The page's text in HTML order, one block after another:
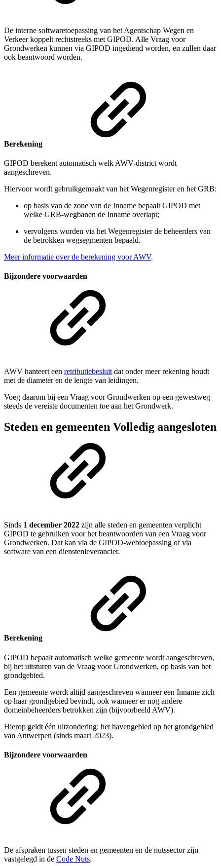
De interne softwaretoepassing van het Agentschap Wegen en
Verkeer koppelt rechtstreeks met GIPOD. Alle Vraag voor
Grondwerken kunnen via GIPOD ingediend worden, en zullen daar
ook beantwoord worden.
Berekening
GIPOD berekent automatisch welk AWV-district wordt
aangeschreven.
Hiervoor wordt gebruikgemaakt van het Wegenregister en het GRB:
op basis van de zone van de Inname bepaalt GIPOD met
welke GRB-wegbanen de Inname overlapt;
vervolgens worden via het Wegenregister de beheerders van
de betrokken wegsegmenten bepaald.
Meer informatie over de berekening voor AWV.
Bijzondere voorwaarden
AWV hanteert een retributiebesluitdat onder meer rekening houdt
met de diameter en de lengte van leidingen.
Voeg daarom bij een Vraag voor Grondwerken op een gewestweg
steeds de vereiste documenten toe aan het Grondwerk.
Steden en gemeenten Volledig aangesloten
Sinds 1 december 2022 zijn alle steden en gemeenten verplicht
GIPOD te gebruiken voor het beantwoorden van een Vraag voor
Grondwerken. Dat kan via de GIPOD-webtoepassing of via
software van een dienstenleverancier.
Berekening
GIPOD bepaalt automatisch welke gemeente wordt aangeschreven,
bij het uitsturen van de Vraag voor Grondwerken, op basis van het
grondgebied.
Een gemeente wordt altijd aangeschreven wanneer een Inname zich
op haar grondgebied bevindt, ook wanneer er nog andere
domeinbeheerders betrokken zijn (bijvoorbeeld AWV).
Hierop geldt één uitzondering: het havengebied op het grondgebied
van Antwerpen (sinds maart 2023).
Bijzondere voorwaarden
De afspraken tussen steden en gemeenten en de nutssector zijn
vastgelegd in de Code Nuts.